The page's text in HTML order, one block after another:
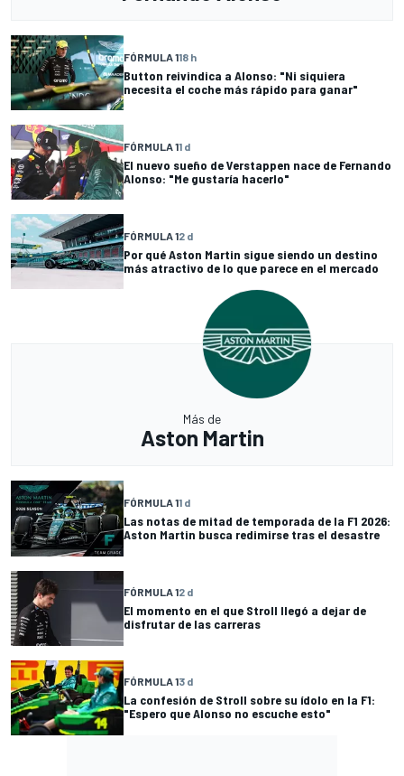
FÓRMULA 118 h
Button reivindica a Alonso: "Ni siquiera
necesita el coche más rápido para ganar"
FÓRMULA 11 d
El nuevo sueño de Verstappen nace de Fernando
Alonso: "Me gustaría hacerlo"
FÓRMULA 12 d
Por qué Aston Martin sigue siendo un destino
más atractivo de lo que parece en el mercado
Más de
Aston Martin
FÓRMULA 11 d
Las notas de mitad de temporada de la F1 2026:
Aston Martin busca redimirse tras el desastre
FÓRMULA 12 d
El momento en el que Stroll llegó a dejar de
disfrutar de las carreras
FÓRMULA 13 d
La confesión de Stroll sobre su ídolo en la F1:
"Espero que Alonso no escuche esto"